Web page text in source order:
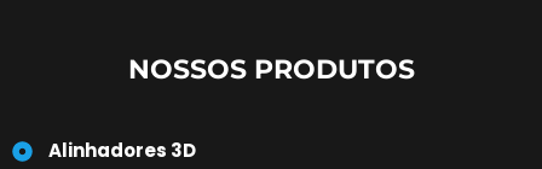
NOSSOS PRODUTOS
Alinhadores 3D